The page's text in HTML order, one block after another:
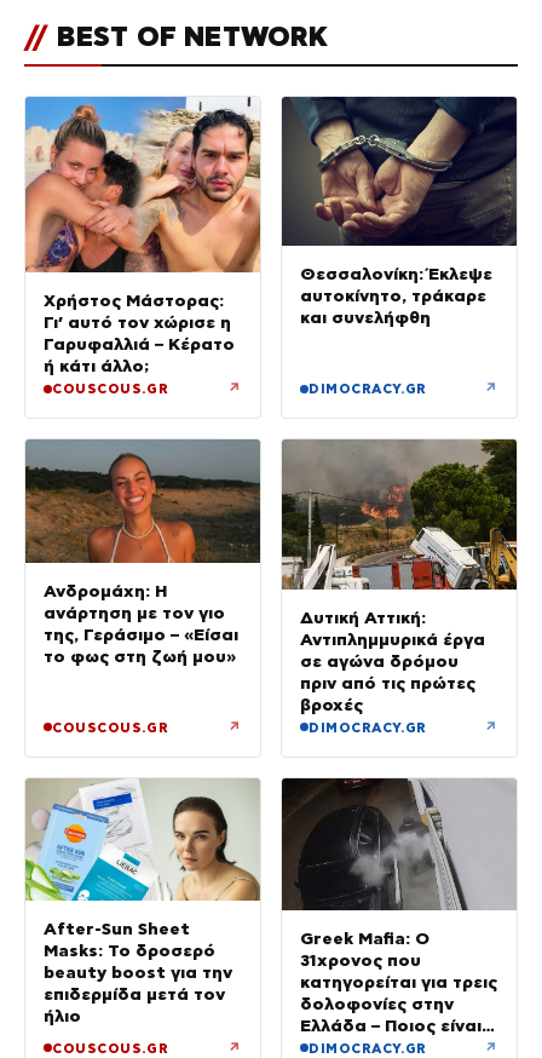
// BEST OF NETWORK
Χρήστος Μάστορας:
Γι’ αυτό τον χώρισε η
Γαρυφαλλιά – Κέρατο
ή κάτι άλλο;
COUSCOUS.GR ↗
Θεσσαλονίκη: Έκλεψε
αυτοκίνητο, τράκαρε
και συνελήφθη
DIMOCRACY.GR ↗
Ανδρομάχη: Η
ανάρτηση με τον γιο
της, Γεράσιμο – «Είσαι
το φως στη ζωή μου»
COUSCOUS.GR ↗
Δυτική Αττική:
Αντιπλημμυρικά έργα
σε αγώνα δρόμου
πριν από τις πρώτες
βροχές
DIMOCRACY.GR ↗
After-Sun Sheet
Masks: Το δροσερό
beauty boost για την
επιδερμίδα μετά τον
ήλιο
COUSCOUS.GR ↗
Greek Mafia: Ο
31χρονος που
κατηγορείται για τρεις
δολοφονίες στην
Ελλάδα – Ποιος είναι
το «πιστόλι» του Έντικ
DIMOCRACY.GR ↗